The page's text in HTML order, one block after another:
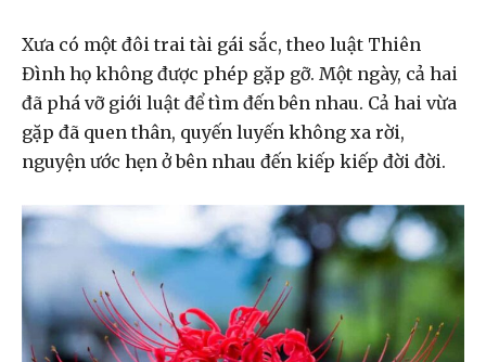
Xưa có một đôi trai tài gái sắc, theo luật Thiên
Đình họ không được phép gặp gỡ. Một ngày, cả hai
đã phá vỡ giới luật để tìm đến bên nhau. Cả hai vừa
gặp đã quen thân, quyến luyến không xa rời,
nguyện ước hẹn ở bên nhau đến kiếp kiếp đời đời.